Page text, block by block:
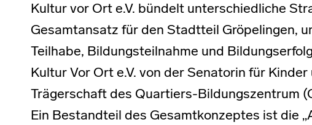
Kultur vor Ort e.V. bündelt unterschiedliche
Gesamtansatz für den Stadtteil Gröpelingen,
Teilhabe, Bildungsteilnahme und
Kultur Vor Ort e.V. von der Senatorin für
Trägerschaft des Quartiers-Bildungszentrum
Ein Bestandteil des Gesamtkonzeptes ist die